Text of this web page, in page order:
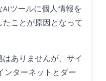
ツールに個人情報を
ことが原因となって
ありませんが、サイ
ンターネットとダー